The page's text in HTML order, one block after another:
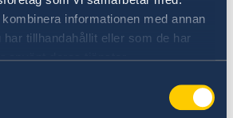
informationen med annan
tillhandahållit eller som de har
använt deras tjänster.
personlig